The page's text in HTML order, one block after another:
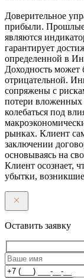
Доверительное
прибыли. Прошлые
являются
гарантирует
определенной в
Доходность может
отрицательной.
сопряжены с
потери вложенных
колебаться под
рынках. Клиент
заключении
основываясь на
Клиент осознает,
убытки, возникшие
Оставить заявку